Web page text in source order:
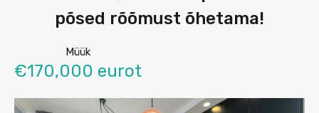
põsed rõõmust õhetama!
Müük
€170,000 eurot